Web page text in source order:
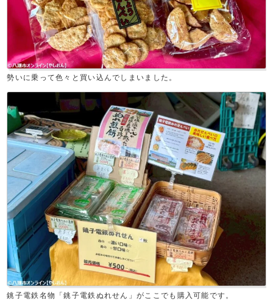
勢いに乗って色々と買い込んでしまいました。
銚子電鉄名物「銚子電鉄ぬれせん」がここでも購入可能です。